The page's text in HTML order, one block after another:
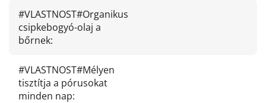
#VLASTNOST#Organikus
csipkebogyó-olaj a
bőrnek:
#VLASTNOST#Mélyen
tisztítja a pórusokat
minden nap: